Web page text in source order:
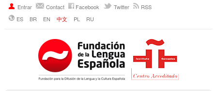
Entrar Contact Facebook Twitter
RSS
ES
BR EN 中文 PL RU